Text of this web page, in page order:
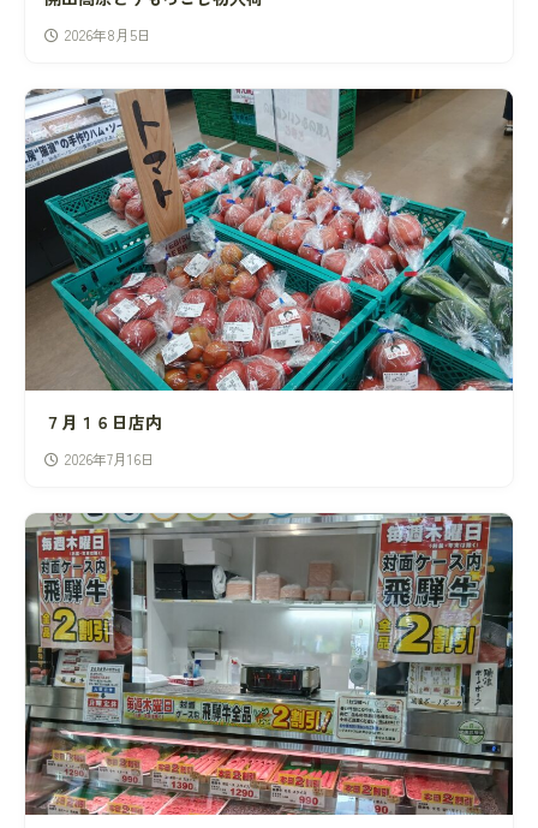
2026年8月5日
７月１６日店内
2026年7月16日